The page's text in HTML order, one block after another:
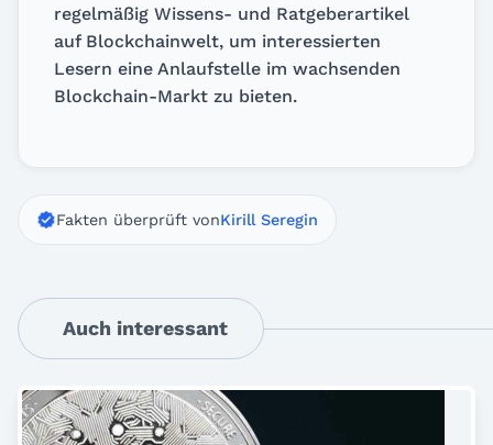
regelmäßig Wissens- und Ratgeberartikel
auf Blockchainwelt, um interessierten
Lesern eine Anlaufstelle im wachsenden
Blockchain-Markt zu bieten.
Fakten überprüft vonKirill Seregin
Auch interessant